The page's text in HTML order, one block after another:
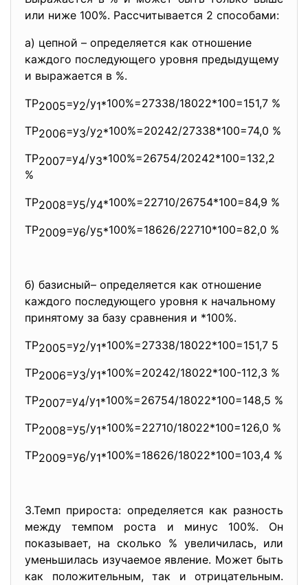
или ниже 100%. Рассчитывается 2 способами:
а) цепной – определяется как отношение
каждого последующего уровня предыдущему
и выражается в %.
ТР2005=у2/у1*100%=27338/18022*100=151,7 %
ТР2006=у3/у2*100%=20242/27338*100=74,0 %
ТР2007=у4/у3*100%=26754/20242*100=132,2
%
ТР2008=у5/у4*100%=22710/26754*100=84,9 %
ТР2009=у6/у5*100%=18626/22710*100=82,0 %
б) базисный– определяется как отношение
каждого последующего уровня к начальному
принятому за базу сравнения и *100%.
ТР2005=у2/у1*100%=27338/18022*100=151,7 5
ТР2006=у3/у1*100%=20242/18022*100-112,3 %
ТР2007=у4/у1*100%=26754/18022*100=148,5 %
ТР2008=у5/у1*100%=22710/18022*100=126,0 %
ТР2009=у6/у1*100%=18626/18022*100=103,4 %
3.Темп прироста: определяется как разность
между темпом роста и минус 100%. Он
показывает, на сколько % увеличилась, или
уменьшилась изучаемое явление. Может быть
как положительным, так и отрицательным.